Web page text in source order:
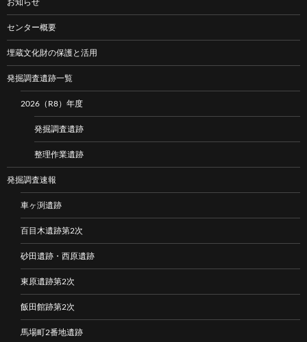
センター概要
埋蔵文化財の保護と活用
発掘調査遺跡一覧
2026（R8）年度
発掘調査遺跡
整理作業遺跡
発掘調査速報
車ヶ渕遺跡
百目木遺跡第2次
砂田遺跡・西原遺跡
東原遺跡第2次
飯田館跡第2次
馬場町2番地遺跡